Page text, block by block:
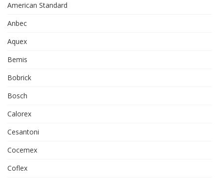
American Standard
Anbec
Aquex
Bemis
Bobrick
Bosch
Calorex
Cesantoni
Cocemex
Coflex